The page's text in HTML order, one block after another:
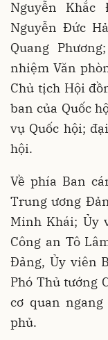
Nguyễn
Nguyễn Đức
Quang
nhiệm Văn
Chủ tịch Hội
ban của Quốc
vụ Quốc hội;
hội.
Về phía Ban
Trung ương
Minh Khái; Ủy
Công an Tô
Đảng, Ủy viên
Phó Thủ tướng
cơ quan
phủ.